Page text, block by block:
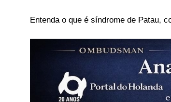
Entenda o que é síndrome de Patau,